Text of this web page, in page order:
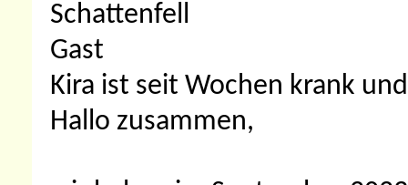
Schattenfell
Gast
Kira ist seit Wochen krank
Hallo zusammen,